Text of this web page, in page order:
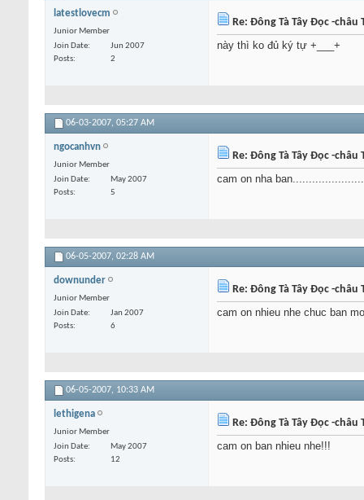
latestlovecm
Junior Member
Join Date
Jun 2007
Posts
2
Re: Đông Tà Tây Đọc -châu
này thì ko đủ ký tự +___+
06-03-2007, 05:27 AM
ngocanhvn
Junior Member
Join Date
May 2007
Posts
5
Re: Đông Tà Tây Đọc -châu
cam on nha
06-05-2007, 02:28 AM
downunder
Junior Member
Join Date
Jan 2007
Posts
6
Re: Đông Tà Tây Đọc -châu
cam on nhieu nhe chuc ban
06-05-2007, 10:33 AM
lethigena
Junior Member
Join Date
May 2007
Posts
12
Re: Đông Tà Tây Đọc -châu
cam on ban nhieu nhe!!!